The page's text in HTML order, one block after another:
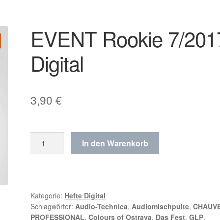
EVENT Rookie 7/
Digital
3,90€
Rookie
In den Warenkorb
Kategorie: Hefte Digital
Schlagwörter: Audio-Technica, Audiomischpulte,
PROFESSIONAL,Colours of Ostrava, Das Fest,GLP,